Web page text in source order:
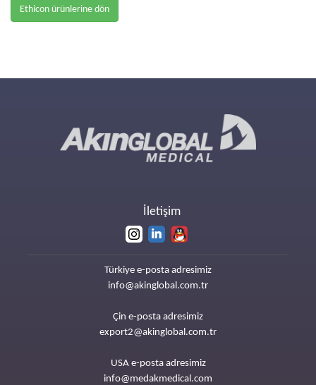
Ethicon ürünlerine dön
İletişim
Türkiye e-posta adresimiz
info@akinglobal.com.tr
Çin e-posta adresimiz
export2@akinglobal.com.tr
USA e-posta adresimiz
info@medakmedical.com